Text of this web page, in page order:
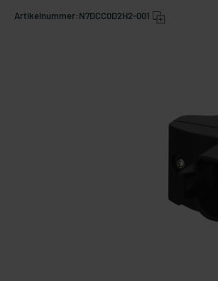
Artikelnummer:N7DCC0D2H2-001